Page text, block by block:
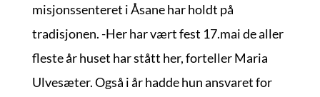
misjonssenteret i Åsane har holdt på
tradisjonen. -Her har vært fest 17.mai de aller
fleste år huset har stått her, forteller Maria
Ulvesæter. Også i år hadde hun ansvaret for